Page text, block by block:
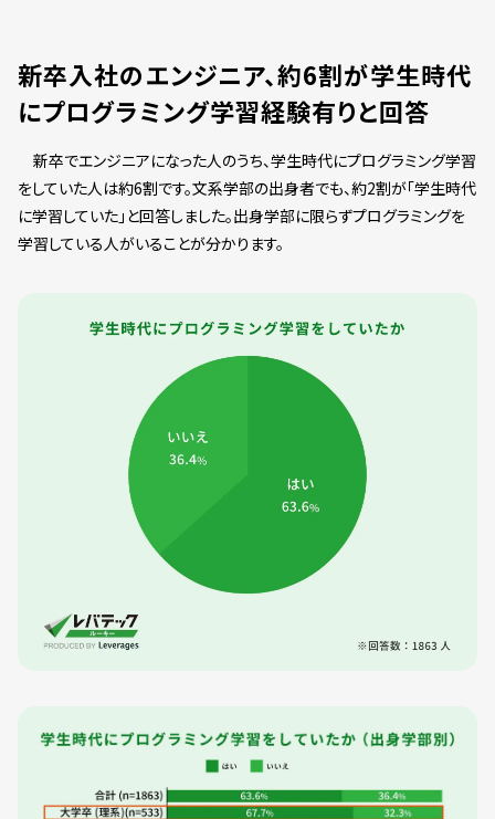
新卒入社のエンジニア、約6割が学生時代
にプログラミング学習経験有りと回答
新卒でエンジニアになった人のうち、学生時代にプログラミング学習
をしていた人は約6割です。文系学部の出身者でも、約2割が「学生時代
に学習していた」と回答しました。出身学部に限らずプログラミングを
学習している人がいることが分かります。